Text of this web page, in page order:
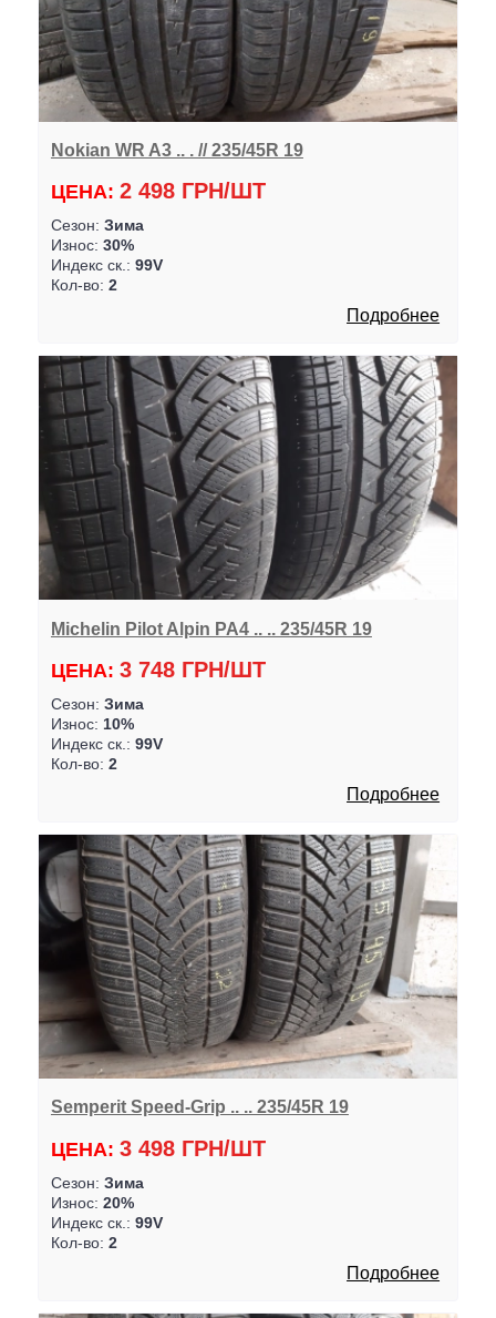
Nokian WR A3 .. . // 235/45R 19
ЦЕНА: 2 498 ГРН/ШТ
Сезон: Зима
Износ: 30%
Индекс ск.: 99V
Кол-во: 2
Подробнее
Michelin Pilot Alpin PA4 .. .. 235/45R 19
ЦЕНА: 3 748 ГРН/ШТ
Сезон: Зима
Износ: 10%
Индекс ск.: 99V
Кол-во: 2
Подробнее
Semperit Speed-Grip .. .. 235/45R 19
ЦЕНА: 3 498 ГРН/ШТ
Сезон: Зима
Износ: 20%
Индекс ск.: 99V
Кол-во: 2
Подробнее